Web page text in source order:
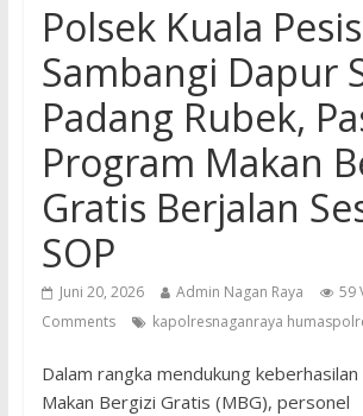
Polsek Kuala
Sambangi Dapur
Padang Rubek,
Program Makan
Gratis Berjalan
SOP
Juni 20, 2026 Admin Nagan Raya 59
Comments
kapolresnaganraya
Dalam rangka mendukung
Makan Bergizi Gratis (MBG), personel